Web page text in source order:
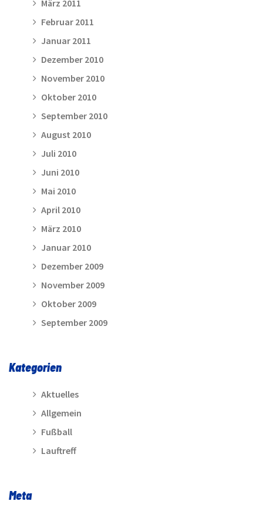
März 2011
Februar 2011
Januar 2011
Dezember 2010
November 2010
Oktober 2010
September 2010
August 2010
Juli 2010
Juni 2010
Mai 2010
April 2010
März 2010
Januar 2010
Dezember 2009
November 2009
Oktober 2009
September 2009
Kategorien
Aktuelles
Allgemein
Fußball
Lauftreff
Meta